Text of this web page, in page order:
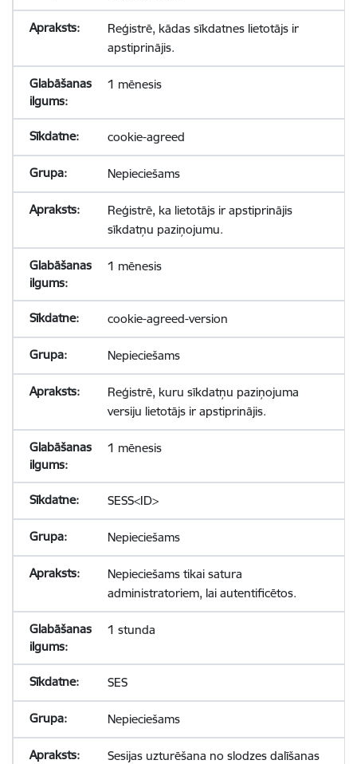
Reģistrē, kādas sīkdatnes lietotājs ir
apstiprinājis.
1 mēnesis
cookie-agreed
Nepieciešams
Reģistrē, ka lietotājs ir apstiprinājis
sīkdatņu paziņojumu.
1 mēnesis
cookie-agreed-version
Nepieciešams
Reģistrē, kuru sīkdatņu paziņojuma
versiju lietotājs ir apstiprinājis.
1 mēnesis
SESS<ID>
Nepieciešams
Nepieciešams tikai satura
administratoriem, lai autentificētos.
1 stunda
SES
Nepieciešams
Sesijas uzturēšana no slodzes dalīšanas